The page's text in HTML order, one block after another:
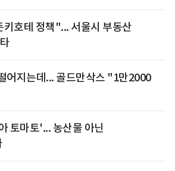
호테 정책"... 서울시 부동산
어지는데... 골드만삭스 "1만2000
토마토'... 농산물 아닌